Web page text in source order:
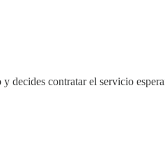
decides contratar el servicio